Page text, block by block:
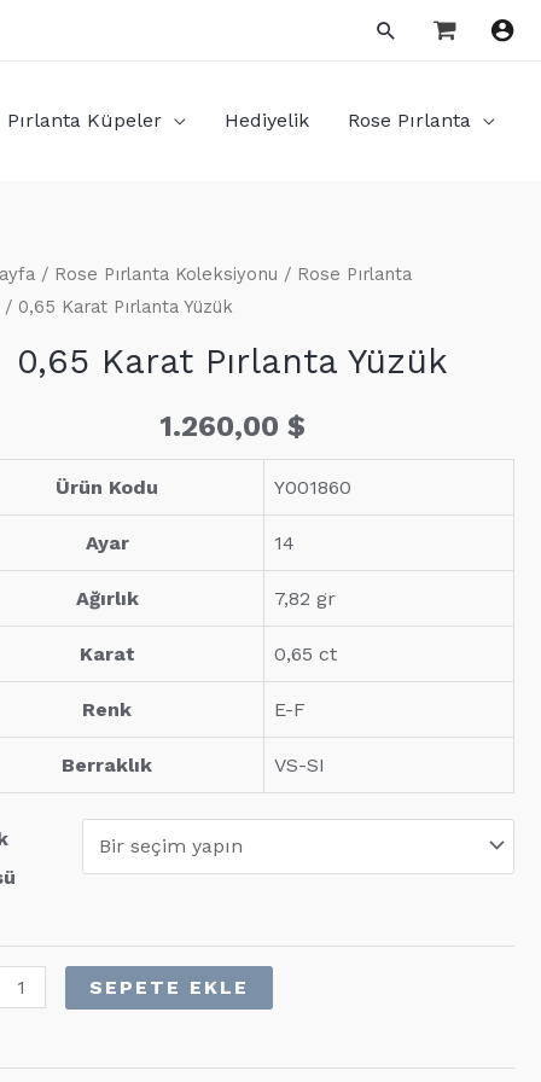
Arama
Pırlanta Küpeler Hediyelik Rose Pırlanta
/ Rose Pırlanta Koleksiyonu / Rose Pırlanta
/ 0,65 Karat Pırlanta Yüzük
0,65 Karat Pırlanta Yüzük
1.260,00 $
Ürün Kodu Y001860
Ayar 14
Ağırlık 7,82 gr
Karat 0,65 ct
Renk E-F
Berraklık VS-SI
SEPETE EKLE